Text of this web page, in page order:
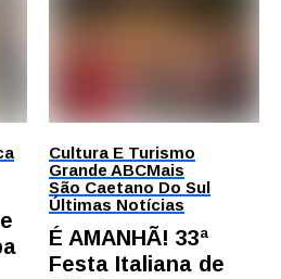
Cultura E Turismo
Grande ABCMais
São Caetano Do Sul
Últimas Notícias
É AMANHÃ! 33ª
Festa Italiana de